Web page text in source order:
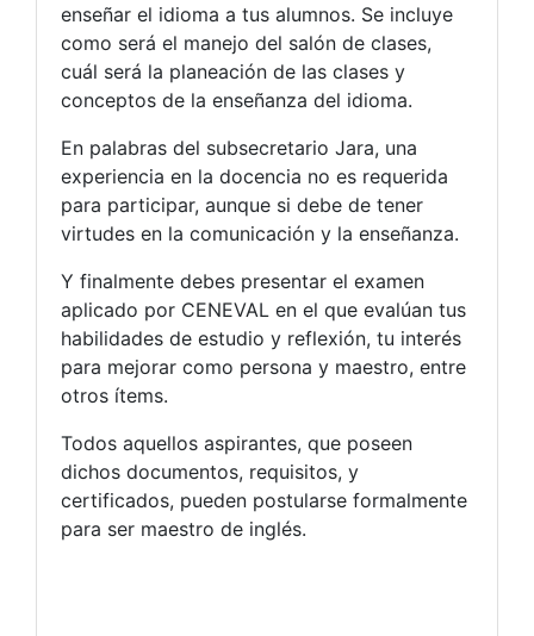
enseñar el idioma a tus alumnos. Se incluye
como será el manejo del salón de clases,
cuál será la planeación de las clases y
conceptos de la enseñanza del idioma.
En palabras del subsecretario Jara, una
experiencia en la docencia no es requerida
para participar, aunque si debe de tener
virtudes en la comunicación y la enseñanza.
Y finalmente debes presentar el examen
aplicado por CENEVAL en el que evalúan tus
habilidades de estudio y reflexión, tu interés
para mejorar como persona y maestro, entre
otros ítems.
Todos aquellos aspirantes, que poseen
dichos documentos, requisitos, y
certificados, pueden postularse formalmente
para ser maestro de inglés.